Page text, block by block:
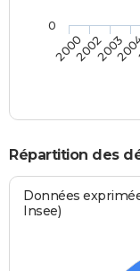
200020022003
0
Répartition des
Données
Insee)